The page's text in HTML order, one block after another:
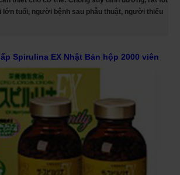
tuổi, người bệnh sau phẫu thuật, người thiếu
Spirulina EX Nhật Bản hộp 2000 viên